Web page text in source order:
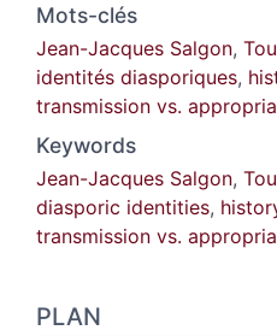
Mots-clés
Jean-Jacques Salgon,
identités diasporiques,
transmission vs.
Keywords
Jean-Jacques Salgon,
diasporic identities,
transmission vs.
PLAN